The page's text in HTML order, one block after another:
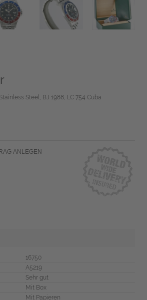
Steel, BJ 1988, LC 754 Cuba
ANLEGEN
16750
A5219
Sehr gut
Mit Box
Mit Papieren